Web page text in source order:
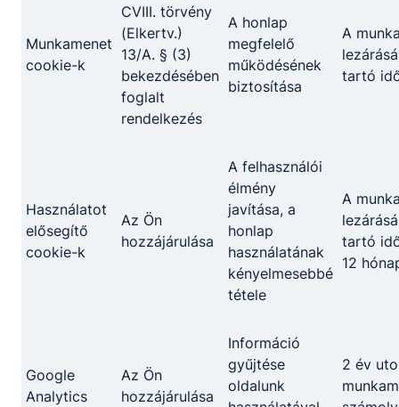
szerkeszt, kezel;
vezeti a vállalkozások nyilvántartásait;
közreműködik a különféle szabályzatok
elkészítésében;
részt vesz egyes ﬁnanszírozási feladatok
adminisztratív részfeladataiban;
támogatási lehetőségeket;
közreműködik a vállalkozás üzleti tervének
elkészítésében;
előkészíti a munkaerő-gazdálkodással
kapcsolatos nyilvántartások iratait, azokat
kapcsolatot tart munkatársakkal,
szervezeten belüli és kívüli
rendezvényeket, programokat szervez.
Munkamenet
cookie-k
CVIII. törvény
(Elkertv.)
13/A. § (3)
bekezdésében
foglalt
rendelkezés
A honlap
megfelelő
működésének
biztosítása
A
tartó
Használatot
elősegítő
cookie-k
Az Ön
hozzájárulása
A felhasználói
élmény
javítása, a
honlap
használatának
kényelmesebbé
tétele
A
tartó
12
Google
Analytics
Az Ön
hozzájárulása
Információ
gyűjtése
oldalunk
2 év